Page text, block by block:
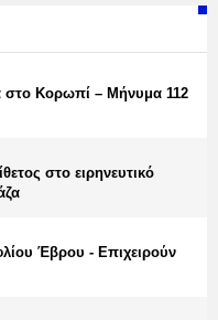
στο Κορωπί – Μήνυμα 112
στο ειρηνευτικό
Έβρου - Επιχειρούν